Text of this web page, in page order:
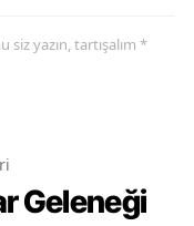
yazın, tartışalım *
Geleneği